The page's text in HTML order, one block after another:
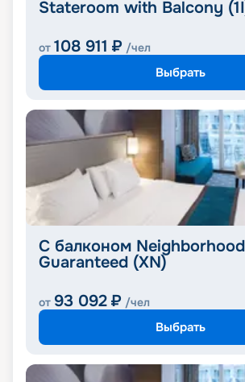
Stateroom with Balcony
от 108 911 ₽ /чел
Выбрать
С балконом
Guaranteed (XN)
от 93 092 ₽ /чел
Выбрать